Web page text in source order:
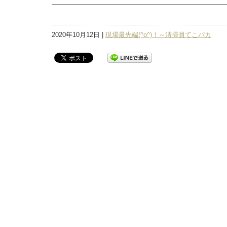
2020年10月12日 | 現場最先端(^o^)！～清掃員てこパカ